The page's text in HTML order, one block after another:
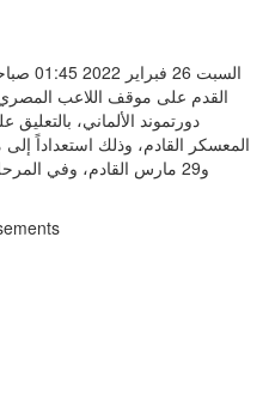
السبت
القدم على موقف اللاعب
دورتموند الألماني،
و29 مارس القادم، وفي